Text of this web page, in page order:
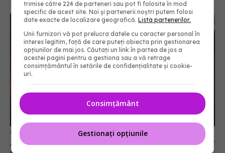
Câți oameni au murit, de fapt, de COVID?
Adevărul nespus despre numărul real al deceselor
COVID-19
21 mar 2025, 16:32
trimise către 224 de parteneri sau pot fi folosite în mod
specific de acest site. Noi și partenerii noștri putem folosi
date exacte de localizare geografică.Lista partenerilor.
Unii furnizori vă pot prelucra datele cu caracter personal în
interes legitim, față de care puteți obiecta prin gestionarea
opțiunilor de mai jos. Căutați un link în partea de jos a
acestei pagini pentru a gestiona sau a vă retrage
consimțământul în setările de confidențialitate și cookie-
uri.
Consimțământ
Gestionați opțiunile